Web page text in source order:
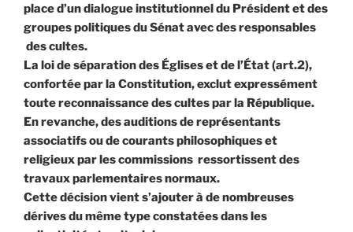
place d’un dialogue institutionnel du Président et des
groupes politiques du Sénat avec des responsables
des cultes.
La loi de séparation des Églises et de l’État (art.2),
confortée par la Constitution, exclut expressément
toute reconnaissance des cultes par la République.
En revanche, des auditions de représentants
associatifs ou de courants philosophiques et
religieux par les commissions ressortissent des
travaux parlementaires normaux.
Cette décision vient s’ajouter à de nombreuses
dérives du même type constatées dans les